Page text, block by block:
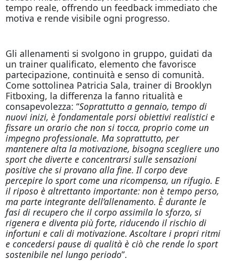
tempo reale, offrendo un feedback immediato che
motiva e rende visibile ogni progresso.
Gli allenamenti si svolgono in gruppo, guidati da
un trainer qualificato, elemento che favorisce
partecipazione, continuità e senso di comunità.
Come sottolinea Patricia Sala, trainer di Brooklyn
Fitboxing, la differenza la fanno ritualità e
consapevolezza: “Soprattutto a gennaio, tempo di
nuovi inizi, è fondamentale porsi obiettivi realistici e
fissare un orario che non si tocca, proprio come un
impegno professionale. Ma soprattutto, per
mantenere alta la motivazione, bisogna scegliere uno
sport che diverte e concentrarsi sulle sensazioni
positive che si provano alla fine. Il corpo deve
percepire lo sport come una ricompensa, un rifugio. E
il riposo è altrettanto importante: non è tempo perso,
ma parte integrante dell’allenamento. È durante le
fasi di recupero che il corpo assimila lo sforzo, si
rigenera e diventa più forte, riducendo il rischio di
infortuni e cali di motivazione. Ascoltare i propri ritmi
e concedersi pause di qualità è ciò che rende lo sport
sostenibile nel lungo periodo”.